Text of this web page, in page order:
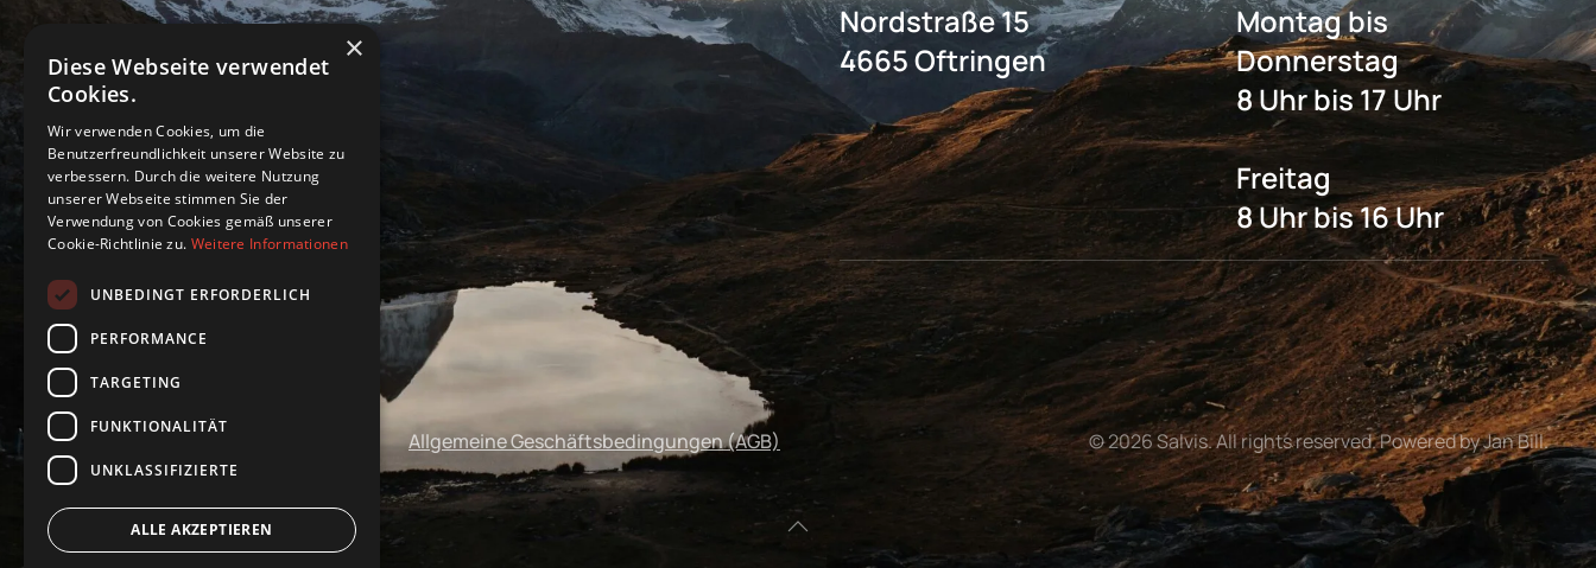
Nordstraße 15
4665 Oftringen
Montag bis
Donnerstag
8 Uhr bis 17 Uhr
Freitag
8 Uhr bis 16 Uhr
Impressum Allgemeine Geschäftsbedingungen (AGB) ©2026Salvis. All rights reserved. Powered by Jan Bill.
×
Diese Webseite verwendet
Cookies.
Wir verwenden Cookies, um die
Benutzerfreundlichkeit unserer Website zu
verbessern. Durch die weitere Nutzung
unserer Webseite stimmen Sie der
Verwendung von Cookies gemäß unserer
Cookie-Richtlinie zu. Weitere Informationen
UNBEDINGT ERFORDERLICH
PERFORMANCE
TARGETING
FUNKTIONALITÄT
UNKLASSIFIZIERTE
ALLE AKZEPTIEREN